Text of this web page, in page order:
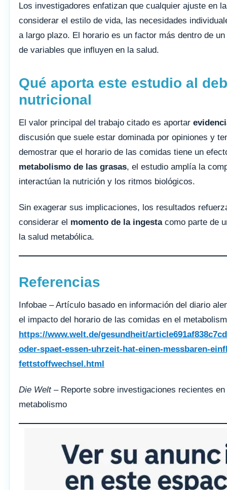
Los investigadores enfatizan que cualquier ajuste en
considerar el estilo de vida, las necesidades
a largo plazo. El horario es un factor más dentro de
de variables que influyen en la salud.
Qué aporta este estudio al
nutricional
El valor principal del trabajo citado es aportar
discusión que suele estar dominada por opiniones y
demostrar que el horario de las comidas tiene un
metabolismo de las grasas, el estudio amplía la
interactúan la nutrición y los ritmos biológicos.
Sin exagerar sus implicaciones, los resultados
considerar el momento de la ingestacomo parte de
la salud metabólica.
Referencias
Infobae – Artículo basado en información del diario
el impacto del horario de las comidas en el
https://www.welt.de/gesundheit/
oder-spaet-essen-uhrzeit-hat-einen-messbaren-
fettstoffwechsel.html
Die Welt– Reporte sobre investigaciones recientes
metabolismo